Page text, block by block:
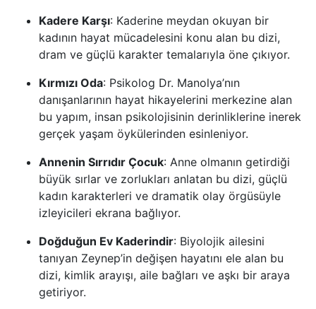
Kadere Karşı: Kaderine meydan okuyan bir
kadının hayat mücadelesini konu alan bu dizi,
dram ve güçlü karakter temalarıyla öne çıkıyor.
Kırmızı Oda: Psikolog Dr. Manolya’nın
danışanlarının hayat hikayelerini merkezine alan
bu yapım, insan psikolojisinin derinliklerine inerek
gerçek yaşam öykülerinden esinleniyor.
Annenin Sırrıdır Çocuk: Anne olmanın getirdiği
büyük sırlar ve zorlukları anlatan bu dizi, güçlü
kadın karakterleri ve dramatik olay örgüsüyle
izleyicileri ekrana bağlıyor.
Doğduğun Ev Kaderindir: Biyolojik ailesini
tanıyan Zeynep’in değişen hayatını ele alan bu
dizi, kimlik arayışı, aile bağları ve aşkı bir araya
getiriyor.